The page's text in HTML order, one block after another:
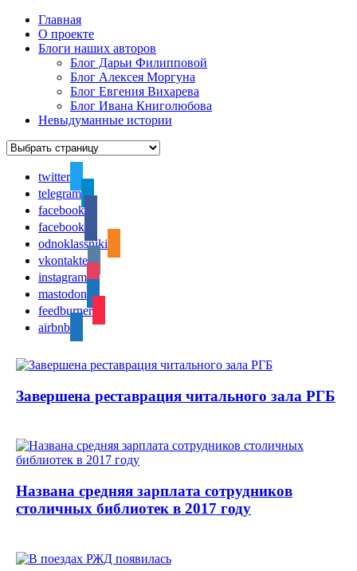
Главная
О проекте
Блоги наших авторов
Блог Дарьи Филипповой
Блог Алексея Моргуна
Блог Евгения Вихарева
Блог Ивана Книголюбова
Невыдуманные истории
twitter
telegram
facebook
facebook
odnoklassniki
vkontakte
instagram
mastodon
feedburner
airbnb
Завершена реставрация читального зала РГБ
Названа средняя зарплата сотрудников
столичных библиотек в 2017 году